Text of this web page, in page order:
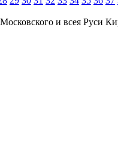
и всея Руси